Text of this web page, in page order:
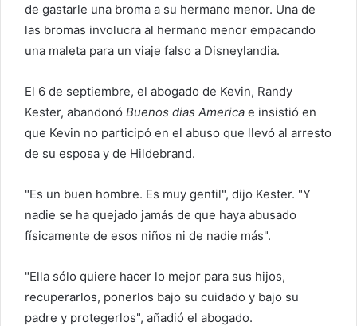
de gastarle una broma a su hermano menor. Una de
las bromas involucra al hermano menor empacando
una maleta para un viaje falso a Disneylandia.
El 6 de septiembre, el abogado de Kevin, Randy
Kester, abandonó Buenos dias America e insistió en
que Kevin no participó en el abuso que llevó al arresto
de su esposa y de Hildebrand.
"Es un buen hombre. Es muy gentil", dijo Kester. "Y
nadie se ha quejado jamás de que haya abusado
físicamente de esos niños ni de nadie más".
"Ella sólo quiere hacer lo mejor para sus hijos,
recuperarlos, ponerlos bajo su cuidado y bajo su
padre y protegerlos", añadió el abogado.